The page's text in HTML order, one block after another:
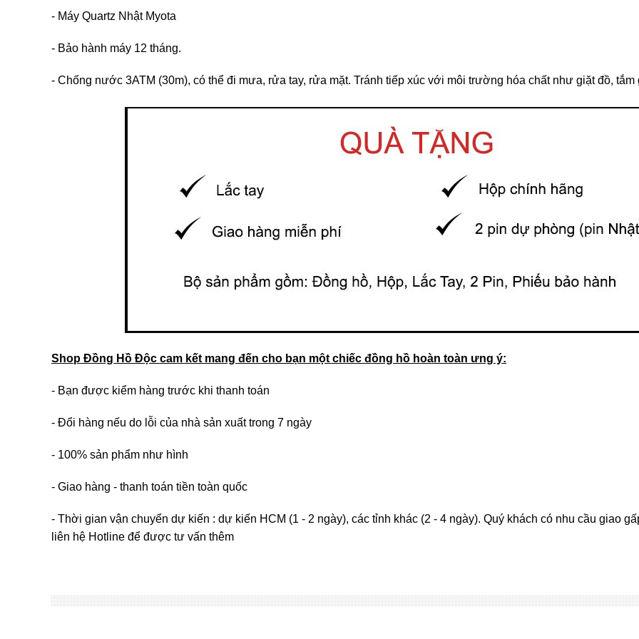
- Máy Quartz Nhật Myota
- Bảo hành máy 12 tháng.
- Chống nước 3ATM (30m), có thể đi mưa, rửa tay, rửa mặt. Tránh tiếp xúc với môi trường hóa chất như giặt đồ, tắm
Shop Đồng Hồ Độc cam kết mang đến cho bạn một chiếc đồng hồ hoàn toàn ưng ý:
- Bạn được kiểm hàng trước khi thanh toán
- Đổi hàng nếu do lỗi của nhà sản xuất trong 7 ngày
- 100% sản phẩm như hình
- Giao hàng - thanh toán tiền toàn quốc
- Thời gian vận chuyển dự kiến : dự kiến HCM (1 - 2 ngày), các tỉnh khác (2 - 4 ngày). Quý khách có nhu cầu giao
liên hệ Hotline để được tư vấn thêm